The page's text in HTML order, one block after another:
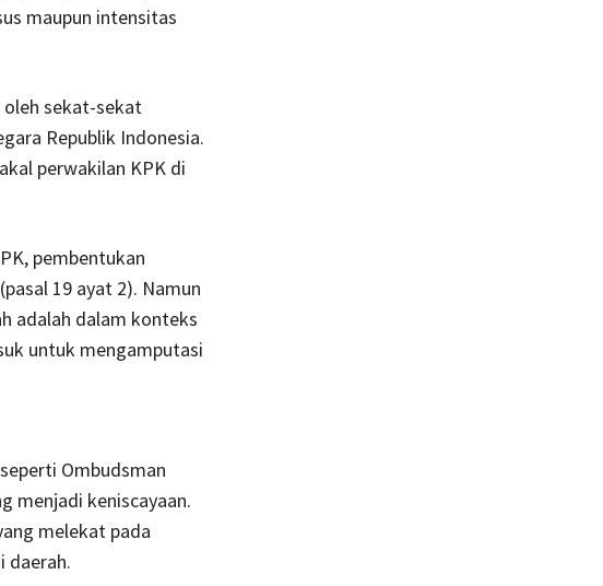
maupun intensitas
oleh sekat-sekat
Republik Indonesia.
perwakilan KPK di
pembentukan
19 ayat 2). Namun
adalah dalam konteks
untuk mengamputasi
Ombudsman
menjadi keniscayaan.
melekat pada
daerah.